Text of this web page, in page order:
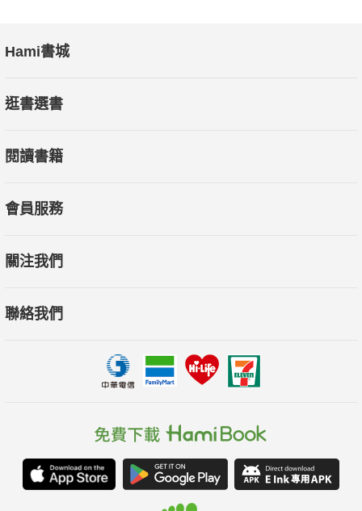
Hami書城
逛書選書
閱讀書籍
會員服務
關注我們
聯絡我們